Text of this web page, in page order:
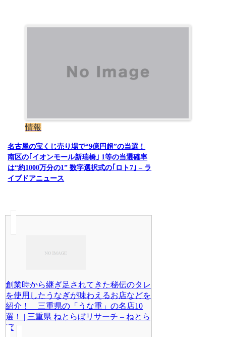
情報
名古屋の宝くじ売り場で“9億円超”の当選！
南区の｢イオンモール新瑞橋｣ 1等の当選確率
は“約1000万分の1” 数字選択式の｢ロト7｣ – ラ
イブドアニュース
創業時から継ぎ足されてきた秘伝のタレ
を使用したうなぎが味わえるお店などを
紹介！ 三重県の「うな重」の名店10
選！ | 三重県 ねとらぼリサーチ – ねとら
ぼ